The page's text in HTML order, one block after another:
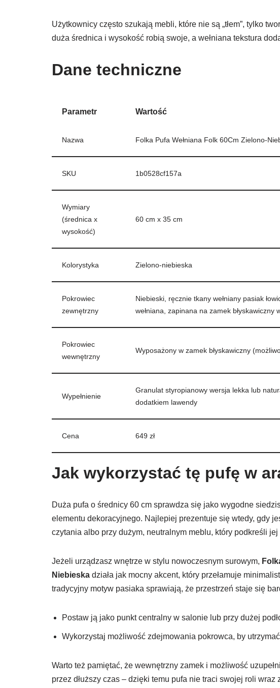
Użytkownicy często szukają mebli, które nie są „tłem”, tylko
duża średnica i wysokość robią swoje, a wełniana tekstura
Dane techniczne
Parametr Wartość
Nazwa Folka Pufa Wełniana Folk 60Cm Zielono-
SKU 1b0528cf157a
Wymiary
(średnica x
wysokość)
60 cm x 35 cm
Kolorystyka Zielono-niebieska
Pokrowiec
zewnętrzny
Niebieski, ręcznie tkany wełniany pasiak
wełniana, zapinana na zamek błyskawiczny
Pokrowiec
wewnętrzny
Wyposażony w zamek błyskawiczny
Wypełnienie
Granulat styropianowy wersja lekka lub
dodatkiem lawendy
Cena 649 zł
Jak wykorzystać tę pufę w
Duża pufa o średnicy 60 cm sprawdza się jako wygodne
elementu dekoracyjnego. Najlepiej prezentuje się wtedy, gdy
czytania albo przy dużym, neutralnym meblu, który podkreśli jej
Jeżeli urządzasz wnętrze w stylu nowoczesnym surowym,
Niebieska działa jak mocny akcent, który przełamuje
tradycyjny motyw pasiaka sprawiają, że przestrzeń staje się
Postaw ją jako punkt centralny w salonie lub przy dużej
Wykorzystaj możliwość zdejmowania pokrowca, by
Warto też pamiętać, że wewnętrzny zamek i możliwość
przez dłuższy czas – dzięki temu pufa nie traci swojej roli wraz